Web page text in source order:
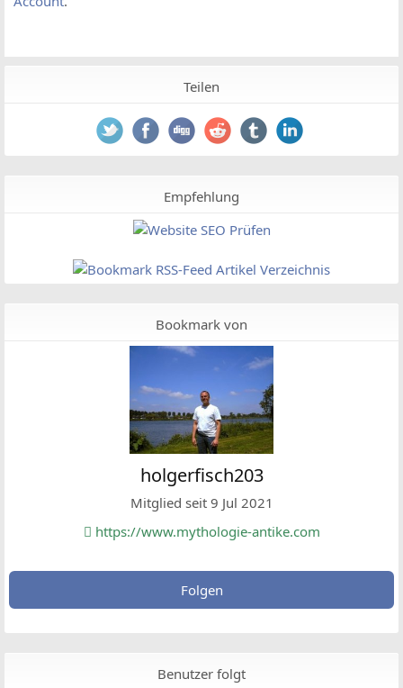
Teilen
Empfehlung
Bookmark von
holgerfisch203
Mitglied seit 9 Jul 2021
https://www.mythologie-antike.com
Folgen
Benutzer folgt